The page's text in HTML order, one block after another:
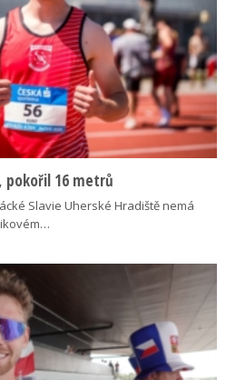
16 metrů
Slavie Uherské Hradiště nemá